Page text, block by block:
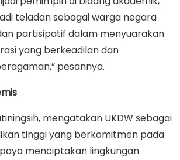
teladan sebagai warga negara
partisipatif dalam menyuarakan
yang berkeadilan dan
pesannya.
mengatakan UKDW sebagai
tinggi yang berkomitmen pada
menciptakan lingkungan